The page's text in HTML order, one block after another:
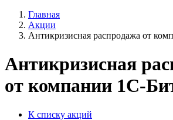
Главная
Акции
Антикризисная распродажа от
Антикризисная
от компании 1С-
К списку акций